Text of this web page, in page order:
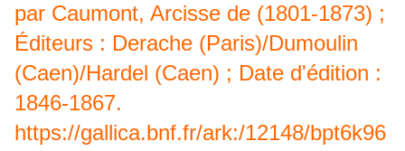
par Caumont, Arcisse de (1801-1873) ;
Éditeurs : Derache (Paris)/Dumoulin
(Caen)/Hardel (Caen) ; Date d'édition :
1846-1867.
https://gallica.bnf.fr/ark:/12148/bpt6k96